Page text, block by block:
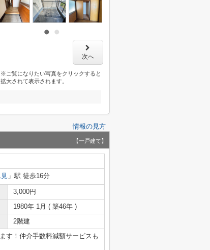
次へ
※ご覧になりたい写真をクリックすると
拡大されて表示されます。
情報の見方
【一戸建て】
」駅 徒歩16分
3,000円
1980年 1月 ( 築46年 )
2階建
す！仲介手数料減額サービスも